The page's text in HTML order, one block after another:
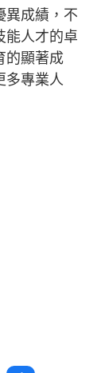
成績，不
能人才的卓
的顯著成
多專業人